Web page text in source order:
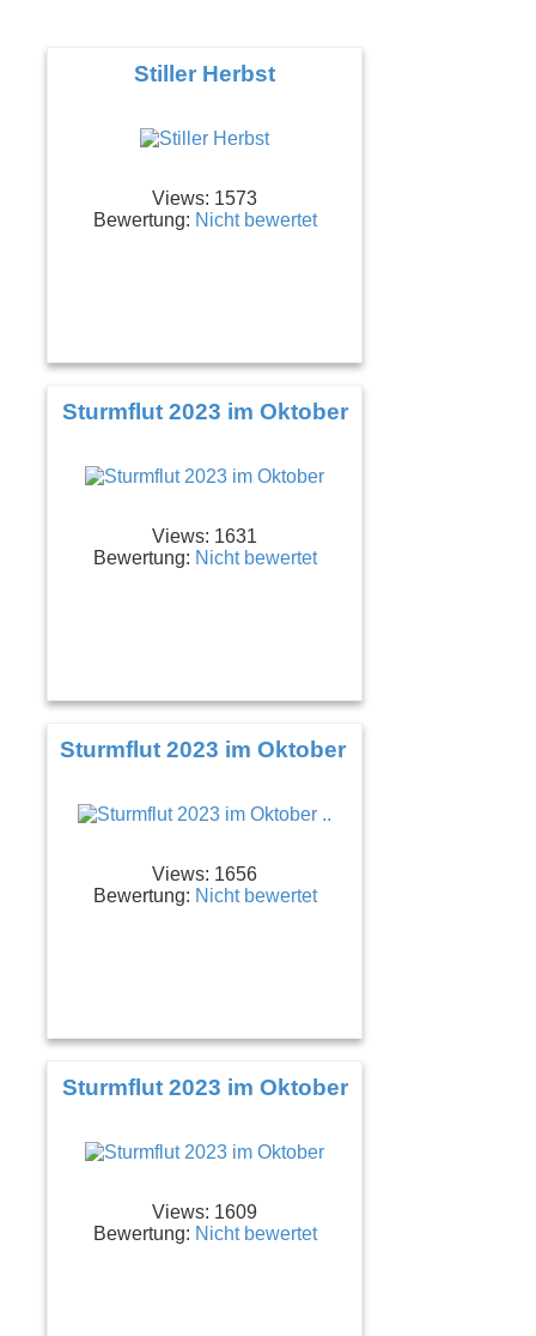
Stiller Herbst
Views: 1573
Bewertung: Nicht bewertet
Sturmflut 2023 im Oktober
Views: 1631
Bewertung: Nicht bewertet
Sturmflut 2023 im Oktober ..
Views: 1656
Bewertung: Nicht bewertet
Sturmflut 2023 im Oktober
Views: 1609
Bewertung: Nicht bewertet